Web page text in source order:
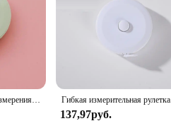
Гибкая Рулетка для измерения, 1,5 м, 60 дюймов
137,97руб.